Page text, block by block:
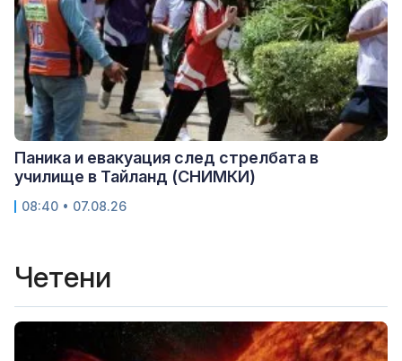
Паника и евакуация след стрелбата в
училище в Тайланд (СНИМКИ)
08:40 • 07.08.26
Четени